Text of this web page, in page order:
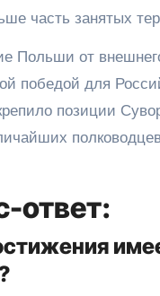
часть занятых
Польши от
победой для
позиции
ответ: